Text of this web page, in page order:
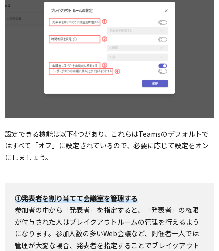
設定できる機能は以下4つがあり、これらはTeamsのデフォルトで
はすべて「オフ」に設定されているので、必要に応じて設定をオン
にしましょう。
①発表者を割り当てて会議室を管理する
参加者の中から「発表者」を指定すると、「発表者」の権限
が付与された人はブレイクアウトルームの管理を行えるよう
になります。参加人数の多いWeb会議など、開催者一人では
管理が大変な場合、発表者を指定することでブレイクアウト